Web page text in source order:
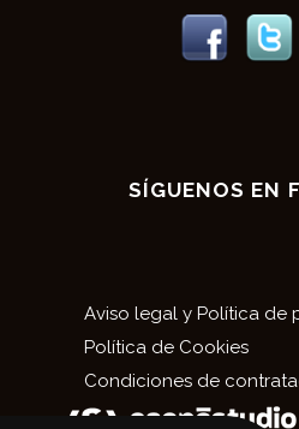
SÍGUENOS EN
Aviso legal y Política de
Política de Cookies
Condiciones de